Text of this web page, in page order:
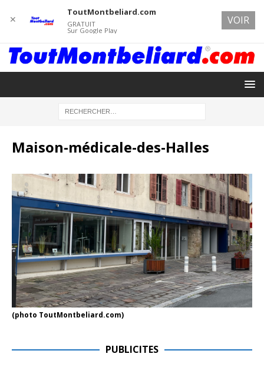
Maison-médicale-des-Halles
(photo ToutMontbeliard.com)
PUBLICITES
✕
ToutMontbeliard.com
GRATUIT
Sur Google Play
VOIR